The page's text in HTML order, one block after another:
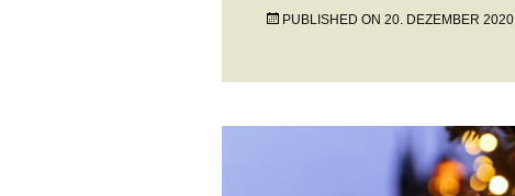
PUBLISHED ON 20. DEZEMBER 2020